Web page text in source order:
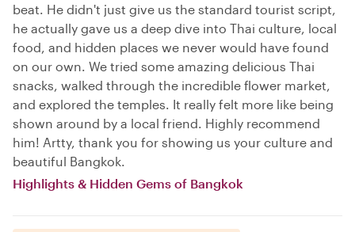
beat. He didn't just give us the standard tourist script,
he actually gave us a deep dive into Thai culture, local
food, and hidden places we never would have found
on our own. We tried some amazing delicious Thai
snacks, walked through the incredible flower market,
and explored the temples. It really felt more like being
shown around by a local friend. Highly recommend
him! Artty, thank you for showing us your culture and
beautiful Bangkok.
Highlights & Hidden Gems of Bangkok